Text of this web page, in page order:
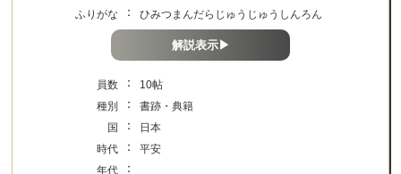
ふりがな ： ひみつまんだらじゅうじゅうしんろん
解説表示▶
員数 ：
10帖
種別
：
書跡・典籍
国
：
日本
時代
：
平安
年代
：